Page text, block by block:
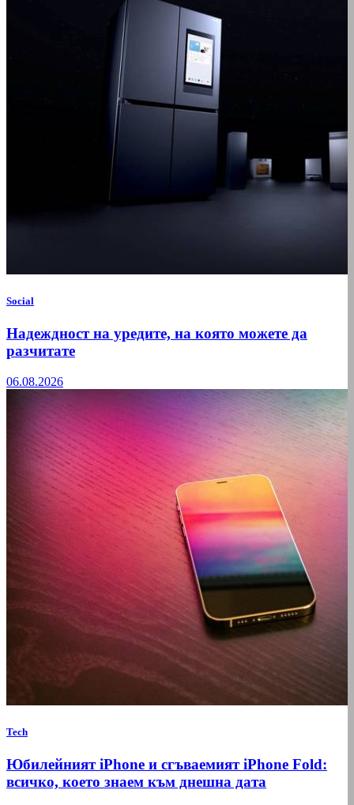
Social
Надеждност на уредите, на която можете да
разчитате
06.08.2026
Tech
Юбилейният iPhone и сгъваемият iPhone Fold:
всичко, което знаем към днешна дата